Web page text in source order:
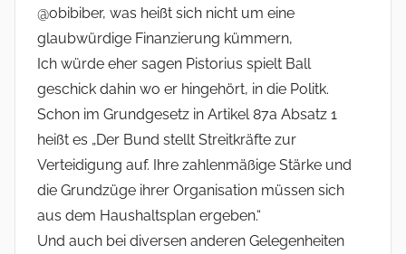
@obibiber, was heißt sich nicht um eine
glaubwürdige Finanzierung kümmern,
Ich würde eher sagen Pistorius spielt Ball
geschick dahin wo er hingehört, in die Politk.
Schon im Grundgesetz in Artikel 87a Absatz 1
heißt es „Der Bund stellt Streitkräfte zur
Verteidigung auf. Ihre zahlenmäßige Stärke und
die Grundzüge ihrer Organisation müssen sich
aus dem Haushaltsplan ergeben.“
Und auch bei diversen anderen Gelegenheiten